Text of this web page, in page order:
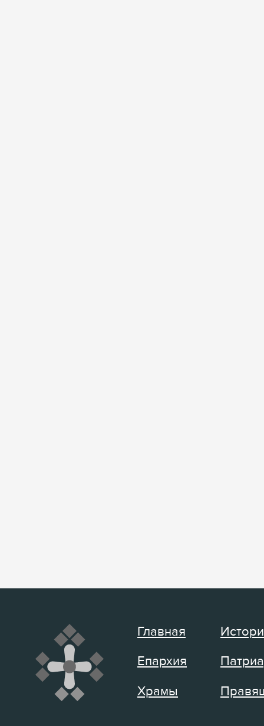
Главная
Епархия
Храмы